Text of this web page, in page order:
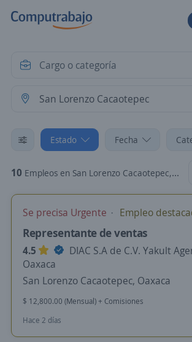
Estado Fecha
10 Empleos en San Lorenzo Cacaotepec, Oaxaca
Se precisa Urgente Empleo
Representante de ventas
4.5
DIAC S.A de C.V. Yakult
Oaxaca
San Lorenzo Cacaotepec, Oaxaca
$ 12,800.00 (Mensual) + Comisiones
Hace 2 días